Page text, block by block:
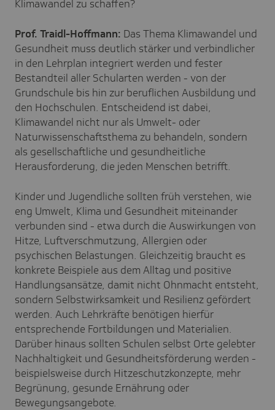
Klimawandel zu schaffen?
Prof. Traidl-Hoffmann: Das Thema Klimawandel und
Gesundheit muss deutlich stärker und verbindlicher
in den Lehrplan integriert werden und fester
Bestandteil aller Schularten werden - von der
Grundschule bis hin zur beruflichen Ausbildung und
den Hochschulen. Entscheidend ist dabei,
Klimawandel nicht nur als Umwelt- oder
Naturwissenschaftsthema zu behandeln, sondern
als gesellschaftliche und gesundheitliche
Herausforderung, die jeden Menschen betrifft.
Kinder und Jugendliche sollten früh verstehen, wie
eng Umwelt, Klima und Gesundheit miteinander
verbunden sind - etwa durch die Auswirkungen von
Hitze, Luftverschmutzung, Allergien oder
psychischen Belastungen. Gleichzeitig braucht es
konkrete Beispiele aus dem Alltag und positive
Handlungsansätze, damit nicht Ohnmacht entsteht,
sondern Selbstwirksamkeit und Resilienz gefördert
werden. Auch Lehrkräfte benötigen hierfür
entsprechende Fortbildungen und Materialien.
Darüber hinaus sollten Schulen selbst Orte gelebter
Nachhaltigkeit und Gesundheitsförderung werden -
beispielsweise durch Hitzeschutzkonzepte, mehr
Begrünung, gesunde Ernährung oder
Bewegungsangebote.